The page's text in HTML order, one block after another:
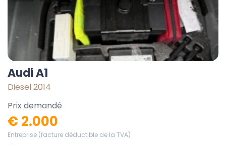
Audi A1
Diesel 2014
Prix demandé
€ 2.000
Entreprise (facture déductible de la TVA)